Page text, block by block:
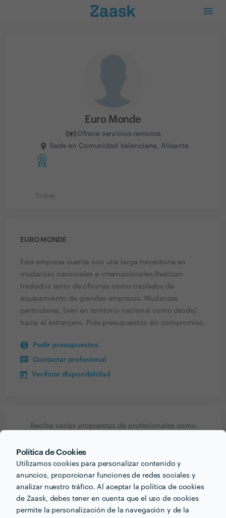
Política de Cookies
Utilizamos cookies para personalizar contenido y
anuncios, proporcionar funciones de redes sociales y
analizar nuestro tráfico. Al aceptar la política de cookies
de Zaask, debes tener en cuenta que el uso de cookies
permite la personalización de la navegación y de la
Euro Monde
Ofrece servicios remotos
Sede en Comunidad Valenciana, Alicante
Sobre
EURO MONDE
Esta empresa cuenta con una larga trayectoria en
mudanzas nacionales e internacionales.Realizan
traslados tanto de oficinas como traslados de
equipamiento de grandes empresas. Mudanzas
particulares, bien en territorio nacional como desde/
hacia el extranjero. Pide presupuestos sin compromiso.
Pedir presupuestos
Contactar profesional
Verificar disponibilidad
Recibe varias propuestas de profesionales como
Otros servicios proporcionados por Euro Monde